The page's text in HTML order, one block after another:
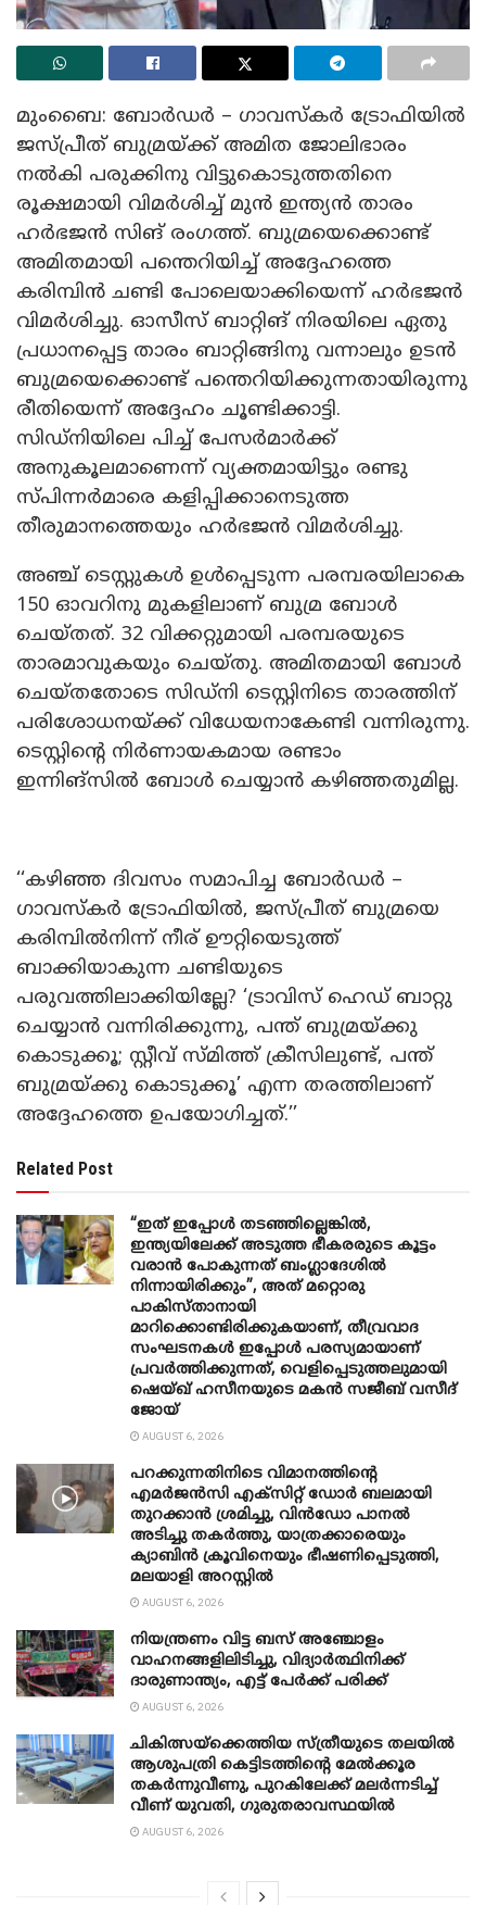
മുംബൈ: ബോർഡർ – ഗാവസ്കർ ട്രോഫിയിൽ
ജസ്പ്രീത് ബുമ്രയ്ക്ക് അമിത ജോലിഭാരം
നൽകി പരുക്കിനു വിട്ടുകൊടുത്തതിനെ
രൂക്ഷമായി വിമർശിച്ച് മുൻ ഇന്ത്യൻ താരം
ഹർഭജൻ സിങ് രംഗത്ത്. ബുമ്രയെക്കൊണ്ട്
അമിതമായി പന്തെറിയിച്ച് അദ്ദേഹത്തെ
കരിമ്പിൻ ചണ്ടി പോലെയാക്കിയെന്ന് ഹർഭജൻ
വിമർശിച്ചു. ഓസീസ് ബാറ്റിങ് നിരയിലെ ഏതു
പ്രധാനപ്പെട്ട താരം ബാറ്റിങ്ങിനു വന്നാലും ഉടൻ
ബുമ്രയെക്കൊണ്ട് പന്തെറിയിക്കുന്നതായിരുന്നു
രീതിയെന്ന് അദ്ദേഹം ചൂണ്ടിക്കാട്ടി.
സിഡ്നിയിലെ പിച്ച് പേസർമാർക്ക്
അനുകൂലമാണെന്ന് വ്യക്തമായിട്ടും രണ്ടു
സ്പിന്നർമാരെ കളിപ്പിക്കാനെടുത്ത
തീരുമാനത്തെയും ഹർഭജൻ വിമർശിച്ചു.
അഞ്ച് ടെസ്റ്റുകൾ ഉൾപ്പെടുന്ന പരമ്പരയിലാകെ
150 ഓവറിനു മുകളിലാണ് ബുമ്ര ബോൾ
ചെയ്തത്. 32 വിക്കറ്റുമായി പരമ്പരയുടെ
താരമാവുകയും ചെയ്തു. അമിതമായി ബോൾ
ചെയ്തതോടെ സിഡ്നി ടെസ്റ്റിനിടെ താരത്തിന്
പരിശോധനയ്‌ക്ക് വിധേയനാകേണ്ടി വന്നിരുന്നു.
ടെസ്റ്റിന്റെ നിർണായകമായ രണ്ടാം
ഇന്നിങ്സിൽ ബോൾ ചെയ്യാൻ കഴിഞ്ഞതുമില്ല.
‘‘കഴിഞ്ഞ ദിവസം സമാപിച്ച ബോർഡർ –
ഗാവസ്കർ ട്രോഫിയിൽ, ജസ്പ്രീത് ബുമ്രയെ
കരിമ്പിൽനിന്ന് നീര് ഊറ്റിയെടുത്ത്
ബാക്കിയാകുന്ന ചണ്ടിയുടെ
പരുവത്തിലാക്കിയില്ലേ? ‘ട്രാവിസ് ഹെഡ് ബാറ്റു
ചെയ്യാൻ വന്നിരിക്കുന്നു, പന്ത് ബുമ്രയ്‍‌ക്കു
കൊടുക്കൂ; സ്റ്റീവ് സ്മിത്ത് ക്രീസിലുണ്ട്, പന്ത്
ബുമ്രയ്ക്കു കൊടുക്കൂ’ എന്ന തരത്തിലാണ്
അദ്ദേഹത്തെ ഉപയോഗിച്ചത്.’’
Related Post
“ഇത് ഇപ്പോൾ തടഞ്ഞില്ലെങ്കിൽ,
ഇന്ത്യയിലേക്ക് അടുത്ത ഭീകരരുടെ കൂട്ടം
വരാൻ പോകുന്നത് ബംഗ്ലാദേശിൽ
നിന്നായിരിക്കും”, അത് മറ്റൊരു
പാകിസ്താനായി
മാറിക്കൊണ്ടിരിക്കുകയാണ്, തീവ്രവാദ
സംഘടനകൾ ഇപ്പോൾ പരസ്യമായാണ്
പ്രവര്‍ത്തിക്കുന്നത്, വെളിപ്പെടുത്തലുമായി
ഷെയ്ഖ് ഹസീനയുടെ മകൻ സജീബ് വസീദ്
ജോയ്
AUGUST 6, 2026
പറക്കുന്നതിനിടെ വിമാനത്തിന്റെ
എമർജൻസി എക്സിറ്റ് ഡോർ ബലമായി
തുറക്കാൻ ശ്രമിച്ചു, വിൻഡോ പാനൽ
അടിച്ചു തകര്‍ത്തു, യാത്രക്കാരെയും
ക്യാബിൻ ക്രൂവിനെയും ഭീഷണിപ്പെടുത്തി,
മലയാളി അറസ്റ്റിൽ
AUGUST 6, 2026
നിയന്ത്രണം വിട്ട ബസ് അഞ്ചോളം
വാഹനങ്ങളിലിടിച്ചു, വിദ്യാര്‍ത്ഥിനിക്ക്
ദാരുണാന്ത്യം, എട്ട് പേര്‍ക്ക് പരിക്ക്
AUGUST 6, 2026
ചികിത്സയ്ക്കെത്തിയ സ്ത്രീയുടെ തലയില്‍
ആശുപത്രി കെട്ടിടത്തിന്റെ മേൽക്കൂര
തകർന്നുവീണു, പുറകിലേക്ക് മലര്‍ന്നടിച്ച്
വീണ് യുവതി, ഗുരുതരാവസ്ഥയില്‍
AUGUST 6, 2026